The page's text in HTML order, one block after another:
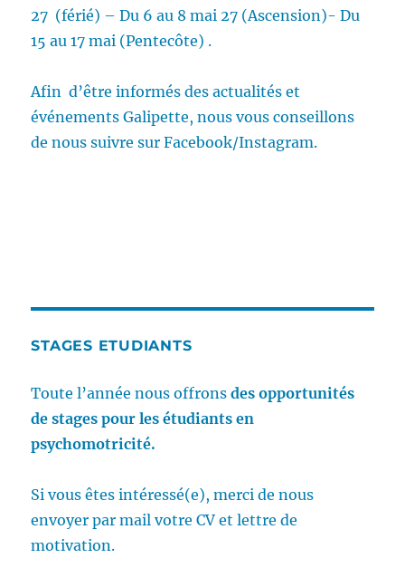
27 (férié) – Du 6 au 8 mai 27 (Ascension)- Du
15 au 17 mai (Pentecôte) .
Afin d’être informés des actualités et
événements Galipette, nous vous conseillons
de nous suivre sur Facebook/Instagram.
STAGES ETUDIANTS
Toute l’année nous offronsdes opportunités
de stages pour les étudiants en
psychomotricité.
Si vous êtes intéressé(e), merci de nous
envoyer par mail votre CV et lettre de
motivation.